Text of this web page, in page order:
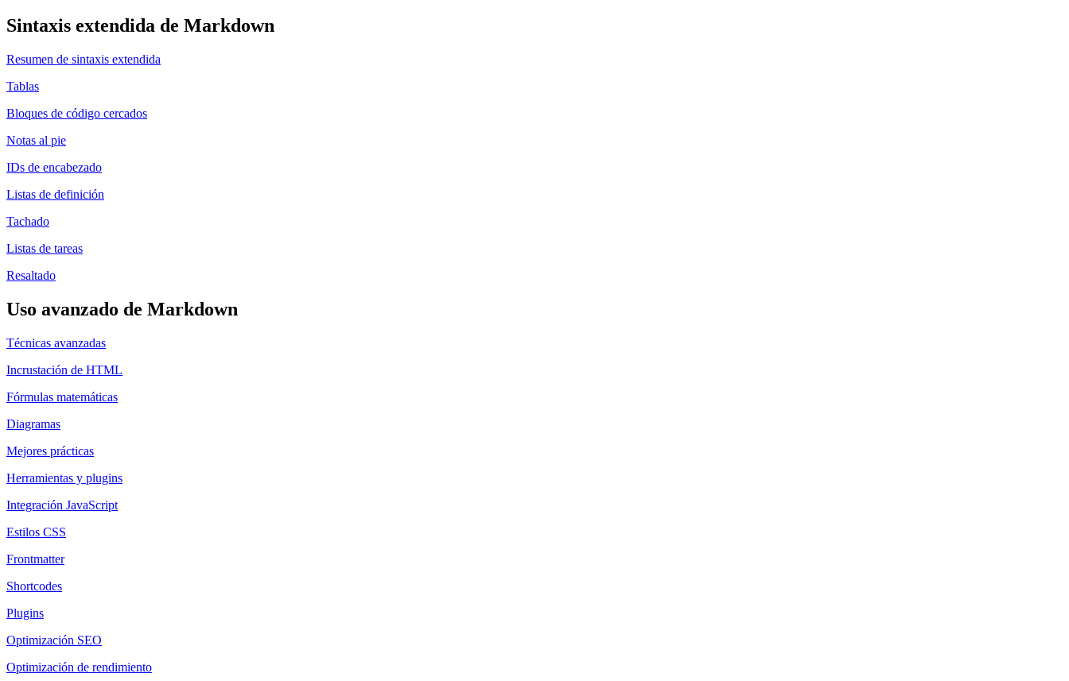
Sintaxis extendida de Markdown
Resumen de sintaxis extendida
Tablas
Bloques de código cercados
Notas al pie
IDs de encabezado
Listas de definición
Tachado
Listas de tareas
Resaltado
Uso avanzado de Markdown
Técnicas avanzadas
Incrustación de HTML
Fórmulas matemáticas
Diagramas
Mejores prácticas
Herramientas y plugins
Integración JavaScript
Estilos CSS
Frontmatter
Shortcodes
Plugins
Optimización SEO
Optimización de rendimiento